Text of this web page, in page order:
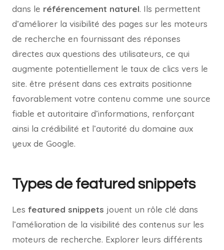
dans le référencement naturel. Ils permettent
d’améliorer la visibilité des pages sur les moteurs
de recherche en fournissant des réponses
directes aux questions des utilisateurs, ce qui
augmente potentiellement le taux de clics vers le
site. être présent dans ces extraits positionne
favorablement votre contenu comme une source
fiable et autoritaire d’informations, renforçant
ainsi la crédibilité et l’autorité du domaine aux
yeux de Google.
Types de featured snippets
Les featured snippets jouent un rôle clé dans
l’amélioration de la visibilité des contenus sur les
moteurs de recherche. Explorer leurs différents